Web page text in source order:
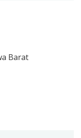
Barat